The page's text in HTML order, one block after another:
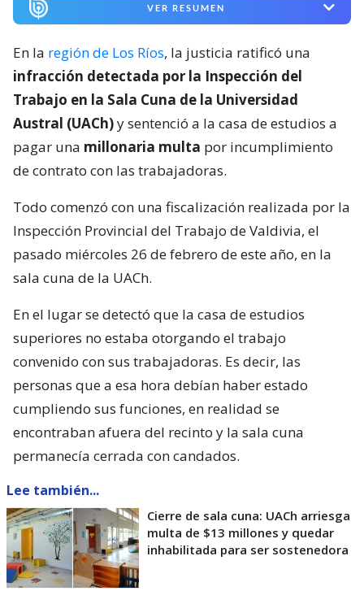
VER RESUMEN
En la región de Los Ríos, la justicia ratificó una
infracción detectada por la Inspección del
Trabajo en la Sala Cuna de la Universidad
Austral (UACh)y sentenció a la casa de estudios a
pagar una millonaria multa por incumplimiento
de contrato con las trabajadoras.
Todo comenzó con una fiscalización realizada por la
Inspección Provincial del Trabajo de Valdivia, el
pasado miércoles 26 de febrero de este año, en la
sala cuna de la UACh.
En el lugar se detectó que la casa de estudios
superiores no estaba otorgando el trabajo
convenido con sus trabajadoras. Es decir, las
personas que a esa hora debían haber estado
cumpliendo sus funciones, en realidad se
encontraban afuera del recinto y la sala cuna
permanecía cerrada con candados.
Lee también...
Cierre de sala cuna: UACh arriesga
multa de $13 millones y quedar
inhabilitada para ser sostenedora